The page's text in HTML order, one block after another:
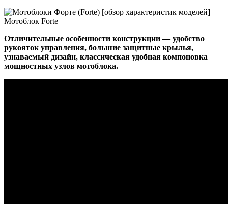
Мотоблок Forte
Отличительные особенности конструкции — удобство
рукояток управления, большие защитные крылья,
узнаваемый дизайн, классическая удобная компоновка
мощностных узлов мотоблока.